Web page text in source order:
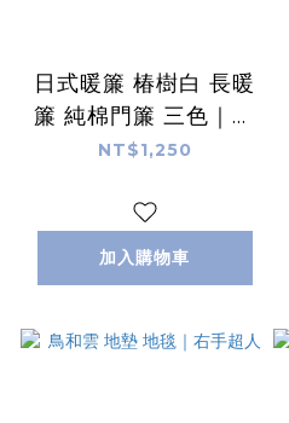
日式暖簾 椿樹白 長暖
簾 純棉門簾 三色｜日
本カヤ KAYA
NT$1,250
加入購物車